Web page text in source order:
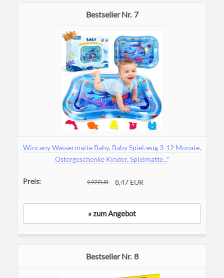
7
Wincany Wassermatte Baby, Baby Spielzeug 3-12 Monate,
Ostergeschenke Kinder, Spielmatte...*
9,97 EUR 8,47 EUR
» zum Angebot
8